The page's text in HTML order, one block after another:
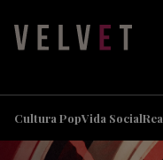
Cultura PopVida Social